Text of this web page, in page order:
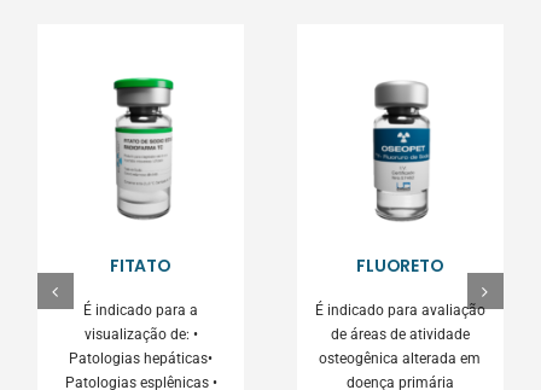
FITATO
É indicado para a
visualização de: •
Patologias hepáticas•
Patologias esplênicas •
FLUORETO
É indicado para avaliação
de áreas de atividade
osteogênica alterada em
doença primária